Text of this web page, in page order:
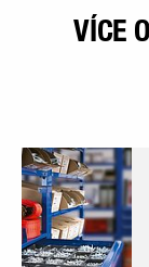
VÍCE